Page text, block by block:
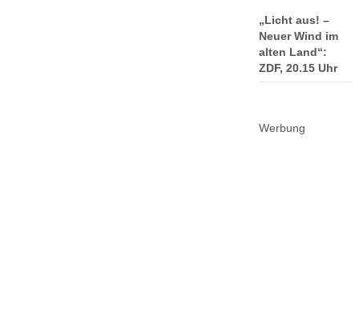
„Licht aus! –
Neuer Wind im
alten Land“:
ZDF, 20.15 Uhr
Werbung